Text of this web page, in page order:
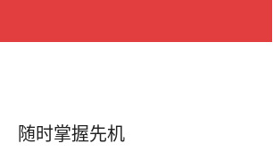
随时掌握先机